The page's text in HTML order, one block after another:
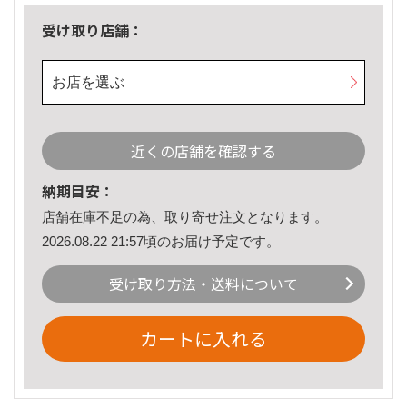
受け取り店舗：
お店を選ぶ
近くの店舗を確認する
納期目安：
店舗在庫不足の為、取り寄せ注文となります。
2026.08.22 21:57頃のお届け予定です。
受け取り方法・送料について
カートに入れる